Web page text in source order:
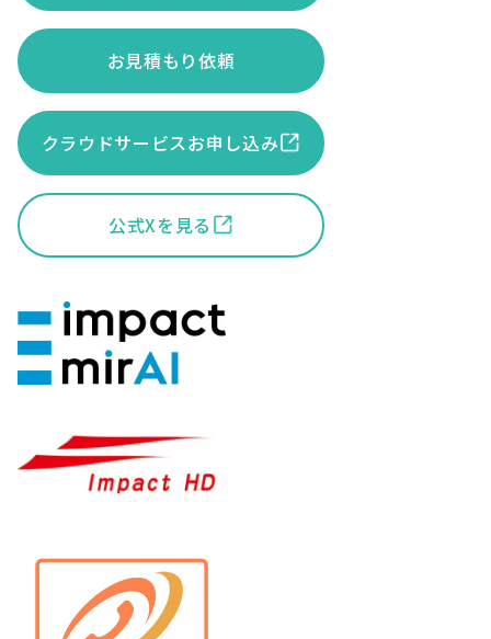
お見積もり依頼
クラウドサービスお申し込み
公式Xを見る